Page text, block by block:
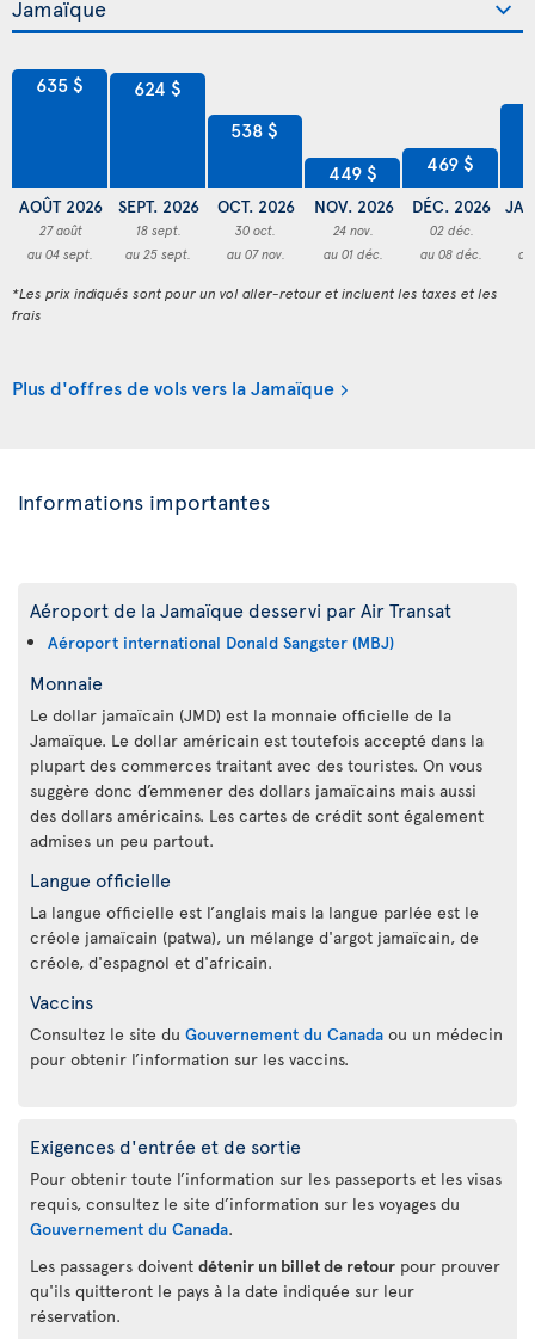
635 $
AOÛT 2026
27 août
au 04 sept.
624 $
SEPT. 2026
18 sept.
au 25 sept.
538 $
OCT. 2026
30 oct.
au 07 nov.
449 $
NOV. 2026
24 nov.
au 01 déc.
469 $
DÉC. 2026
02 déc.
au 08 déc.
*Les prix indiqués sont pour un vol aller-retour et incluent les taxes et les
frais
Plus d'offres de vols vers la Jamaïque
Informations importantes
Aéroport de la Jamaïque desservi par Air Transat
Aéroport international Donald Sangster (MBJ)
Monnaie
Le dollar jamaïcain (JMD) est la monnaie officielle de la
Jamaïque. Le dollar américain est toutefois accepté dans la
plupart des commerces traitant avec des touristes. On vous
suggère donc d’emmener des dollars jamaïcains mais aussi
des dollars américains. Les cartes de crédit sont également
admises un peu partout.
Langue officielle
La langue officielle est l’anglais mais la langue parlée est le
créole jamaïcain (patwa), un mélange d'argot jamaïcain, de
créole, d'espagnol et d'africain.
Vaccins
Consultez le site du Gouvernement du Canada ou un médecin
pour obtenir l’information sur les vaccins.
Exigences d'entrée et de sortie
Pour obtenir toute l’information sur les passeports et les visas
requis, consultez le site d’information sur les voyages du
Gouvernement du Canada.
Les passagers doivent détenir un billet de retour pour prouver
qu'ils quitteront le pays à la date indiquée sur leur
réservation.